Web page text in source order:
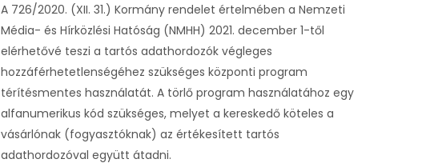
A 726/2020. (XII. 31.) Kormány rendelet értelmében a Nemzeti
Média- és Hírközlési Hatóság (NMHH) 2021. december 1-től
elérhetővé teszi a tartós adathordozók végleges
hozzáférhetetlenségéhez szükséges központi program
térítésmentes használatát. A törlő program használatához egy
alfanumerikus kód szükséges, melyet a kereskedő köteles a
vásárlónak (fogyasztóknak) az értékesített tartós
adathordozóval együtt átadni.